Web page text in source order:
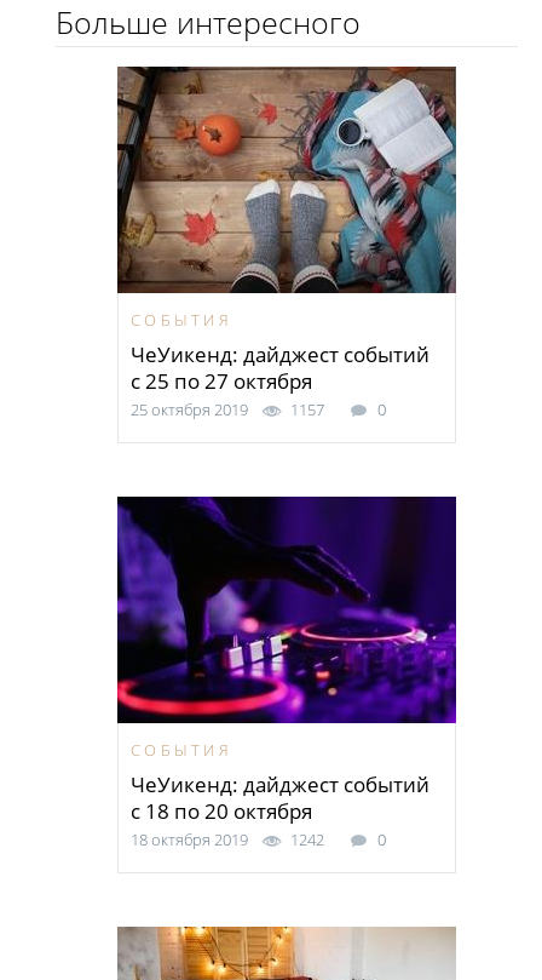
Больше интересного
СОБЫТИЯ
ЧеУикенд: дайджест событий
с 25 по 27 октября
25 октября 2019 1157 0
СОБЫТИЯ
ЧеУикенд: дайджест событий
с 18 по 20 октября
18 октября 2019 1242 0